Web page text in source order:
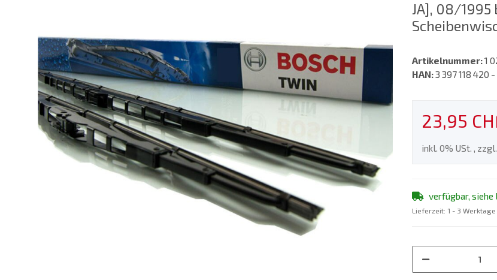
JA], 08/
Artikelnummer:1
HAN:3 397 118 420
23,95
inkl. 0% USt. , zzgl.
verfügbar,
Lieferzeit: 1 - 3 Werktage